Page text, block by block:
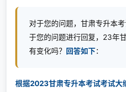
对于您的问题，甘肃专升本
于您的问题进行回复，23年
有变化吗？ 回答如下：
根据2023甘肃专升本考试考试大